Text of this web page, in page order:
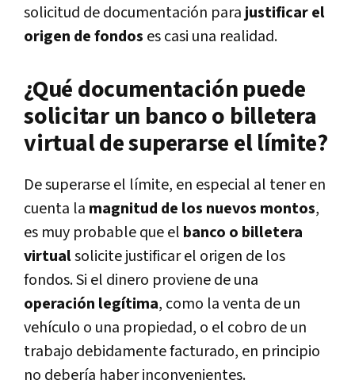
solicitud de documentación para justificar el
origen de fondos es casi una realidad.
¿Qué documentación puede
solicitar un banco o billetera
virtual de superarse el límite?
De superarse el límite, en especial al tener en
cuenta la magnitud de los nuevos montos,
es muy probable que el banco o billetera
virtualsolicite justificar el origen de los
fondos. Si el dinero proviene de una
operación legítima, como la venta de un
vehículo o una propiedad, o el cobro de un
trabajo debidamente facturado, en principio
no debería haber inconvenientes.